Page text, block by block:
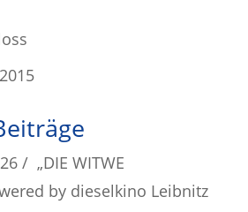
/ „DIE WITWE
by dieselkino Leibnitz